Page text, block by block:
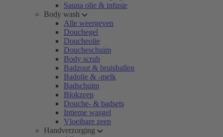
Sauna olie & infusie
Body wash
Alle weergeven
Douchegel
Doucheolie
Doucheschuim
Body scrub
Badzout & bruisballen
Badolie & -melk
Badschuim
Blokzeep
Douche- & badsets
Intieme wasgel
Vloeibare zeep
Handverzorging